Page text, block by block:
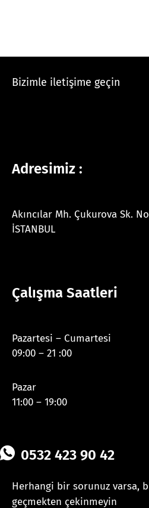
Bizimle iletişime geçin
Adresimiz :
Akıncılar Mh. Çukurova Sk.
İSTANBUL
Çalışma Saatleri
Pazartesi – Cumartesi
09:00 – 21 :00
Pazar
11:00 – 19:00
0532 423 90 42
Herhangi bir sorunuz varsa,
geçmekten çekinmeyin